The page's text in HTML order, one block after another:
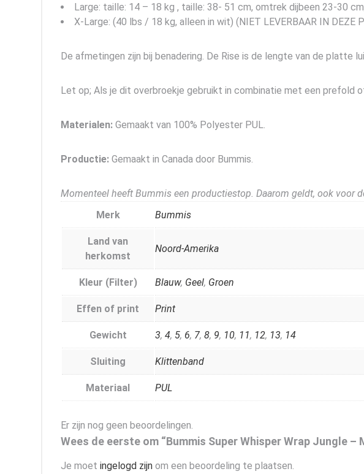
Large: taille: 14 – 18 kg , taille: 38- 51 cm, omtrek dijbeen 23-30
X-Large: (40 lbs / 18 kg, alleen in wit) (NIET LEVERBAAR IN DEZE
De afmetingen zijn bij benadering. De Rise is de lengte van de platte
Let op; Als je dit overbroekje gebruikt in combinatie met een prefold
Materialen: Gemaakt van 100% Polyester PUL.
Productie: Gemaakt in Canada door Bummis.
Momenteel heeft Bummis een productiestop. Daarom geldt, ook voor
Merk
Bummis
Land van
herkomst
Noord-Amerika
Kleur (Filter) Blauw, Geel, Groen
Effen of print Print
Gewicht 3, 4, 5, 6, 7, 8, 9, 10, 11, 12, 13, 14
Sluiting Klittenband
Materiaal PUL
Er zijn nog geen beoordelingen.
Wees de eerste om “Bummis Super Whisper Wrap Jungle
Je moet ingelogd zijn om een beoordeling te plaatsen.